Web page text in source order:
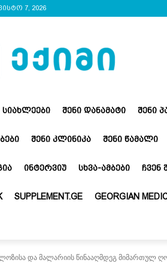
7, 2026
ᲡᲘᲐᲮᲚᲔᲔᲑᲘ ᲨᲔᲜᲘ ᲓᲐᲜᲐᲛᲐᲢᲘ ᲨᲔᲜᲘ
ᲨᲔᲜᲘ ᲙᲚᲘᲜᲘᲙᲐ ᲨᲔᲜᲘ ᲬᲐᲛᲐᲚᲘ
ᲘᲜᲢᲔᲠᲕᲘᲣ ᲡᲮᲕᲐ-ᲐᲛᲑᲔᲑᲘ ᲩᲕᲔᲜ
SUPPLEMENT.GE GEORGIAN
და მალარიის წინააღმდეგ მიმართულ